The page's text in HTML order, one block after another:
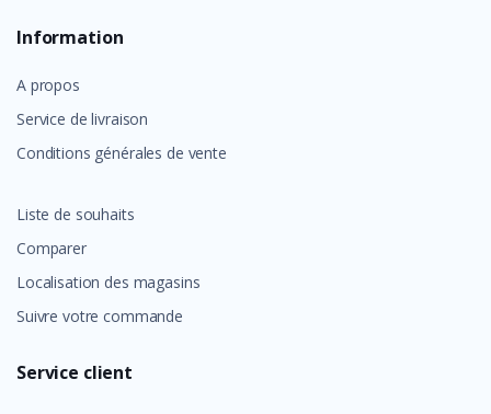
Information
A propos
Service de livraison
Conditions générales de vente
Liste de souhaits
Comparer
Localisation des magasins
Suivre votre commande
Service client